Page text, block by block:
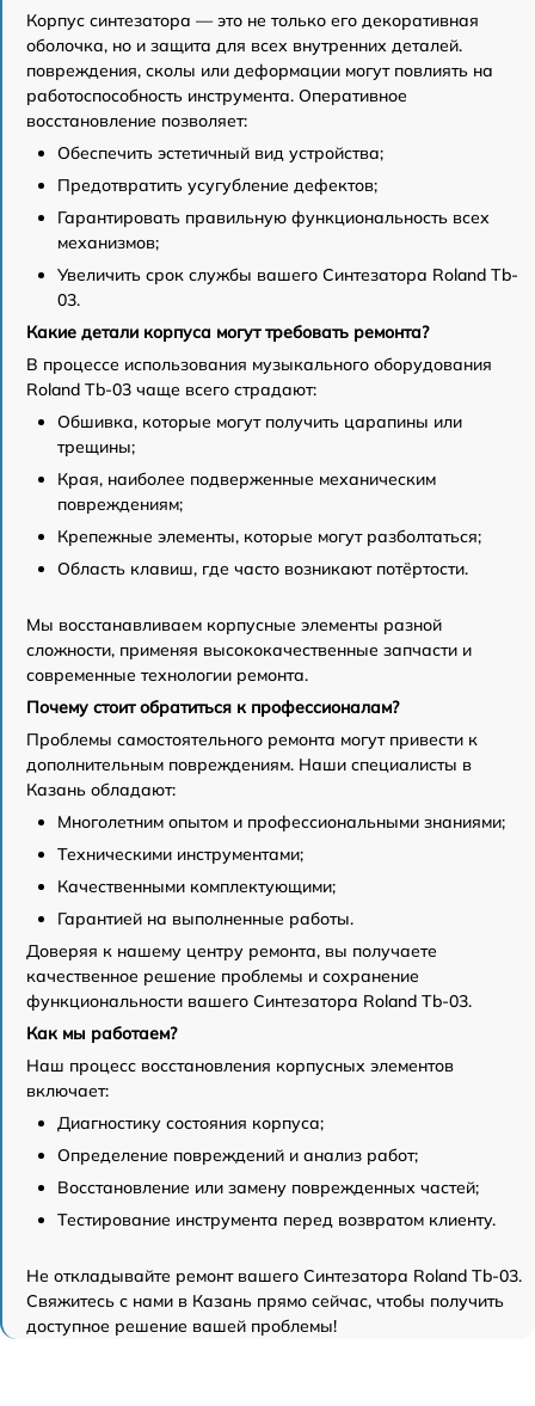
Корпус синтезатора — это не только его декоративная
оболочка, но и защита для всех внутренних деталей.
повреждения, сколы или деформации могут повлиять на
работоспособность инструмента. Оперативное
восстановление позволяет:
Обеспечить эстетичный вид устройства;
Предотвратить усугубление дефектов;
Гарантировать правильную функциональность всех
механизмов;
Увеличить срок службы вашего Синтезатора Roland Tb-
03.
Какие детали корпуса могут требовать ремонта?
В процессе использования музыкального оборудования
Roland Tb-03 чаще всего страдают:
Обшивка, которые могут получить царапины или
трещины;
Края, наиболее подверженные механическим
повреждениям;
Крепежные элементы, которые могут разболтаться;
Область клавиш, где часто возникают потёртости.
Мы восстанавливаем корпусные элементы разной
сложности, применяя высококачественные запчасти и
современные технологии ремонта.
Почему стоит обратиться к профессионалам?
Проблемы самостоятельного ремонта могут привести к
дополнительным повреждениям. Наши специалисты в
Казань обладают:
Многолетним опытом и профессиональными знаниями;
Техническими инструментами;
Качественными комплектующими;
Гарантией на выполненные работы.
Доверяя к нашему центру ремонта, вы получаете
качественное решение проблемы и сохранение
функциональности вашего Синтезатора Roland Tb-03.
Как мы работаем?
Наш процесс восстановления корпусных элементов
включает:
Диагностику состояния корпуса;
Определение повреждений и анализ работ;
Восстановление или замену поврежденных частей;
Тестирование инструмента перед возвратом клиенту.
Не откладывайте ремонт вашего Синтезатора Roland Tb-03.
Свяжитесь с нами в Казань прямо сейчас, чтобы получить
доступное решение вашей проблемы!